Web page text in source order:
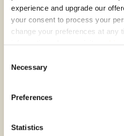
experience and upgrade our
your consent to process your
change your preferences at any
Selection
Necessary
Preferences
Statistics